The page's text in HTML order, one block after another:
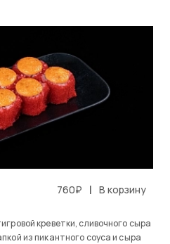
760₽ | В корзину
креветки, сливочного сыра
из пикантного соуса и сыра